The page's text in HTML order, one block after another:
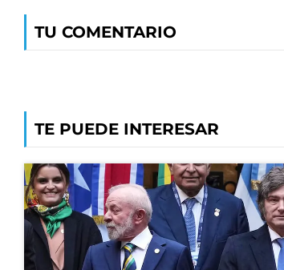
TU COMENTARIO
TE PUEDE INTERESAR